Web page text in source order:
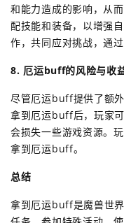
和能力造成的影响，从
配技能和装备，以增强
作，共同应对挑战，通
8. 厄运buff的风险与收
尽管厄运buff提供了额
拿到厄运buff后，玩家
会损失一些游戏资源。
拿到厄运buff。
总结
拿到厄运buff是魔兽世